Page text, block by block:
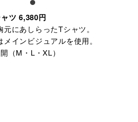
ツ 6,380円
にあしらったTシャツ。
インビジュアルを使用。
（M・L・XL）